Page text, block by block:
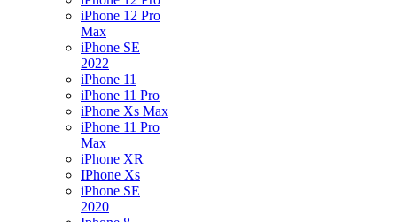
iPhone 12 Pro
Max
iPhone SE
2022
iPhone 11
iPhone 11 Pro
iPhone Xs Max
iPhone 11 Pro
Max
iPhone XR
IPhone Xs
iPhone SE
2020